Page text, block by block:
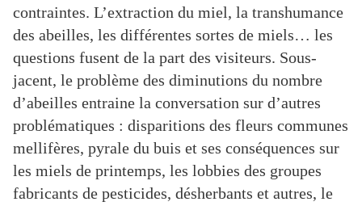
contraintes. L’extraction du miel, la transhumance
des abeilles, les différentes sortes de miels… les
questions fusent de la part des visiteurs. Sous-
jacent, le problème des diminutions du nombre
d’abeilles entraine la conversation sur d’autres
problématiques : disparitions des fleurs communes
mellifères, pyrale du buis et ses conséquences sur
les miels de printemps, les lobbies des groupes
fabricants de pesticides, désherbants et autres, le